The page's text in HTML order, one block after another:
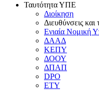
Ταυτότητα ΥΠΕ
Διοίκηση
Διευθύνσεις και
Ενιαία Νομική
ΔΑΑΔ
ΚΕΠΥ
ΔΟΟΥ
ΔΠΑΠ
DPO
ΕΤΥ